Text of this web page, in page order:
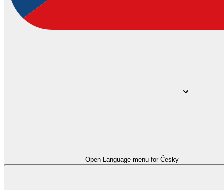
Open Language menu for Česky